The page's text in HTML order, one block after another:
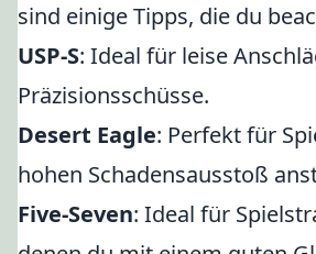
sind einige Tipps, die du
USP-S: Ideal für leise
Präzisionsschüsse.
Desert Eagle: Perfekt für
hohen Schadensausstoß
Five-Seven: Ideal für